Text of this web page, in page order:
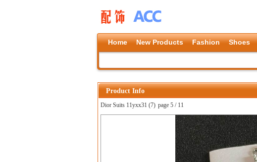
Home New Products Fashion Shoes
Product Info
Dior Suits 11yxx31 (7) page 5 / 11